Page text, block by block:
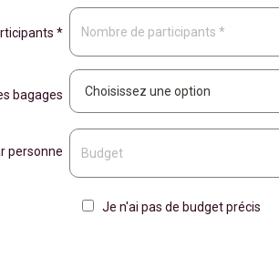
*
bagages
personne
Je n'ai pas de budget précis